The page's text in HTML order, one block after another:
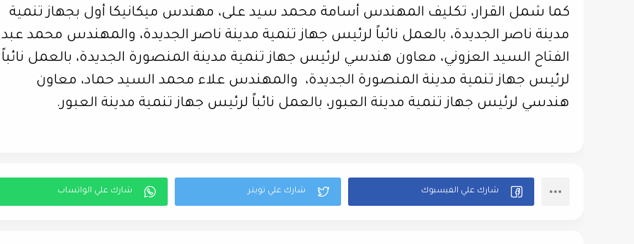
كما شمل القرار، تكليف المهندس أسامة محمد سيد على، مهندس ميكانيكا أول بجهاز تنمية
مدينة ناصر الجديدة، بالعمل نائباً لرئيس جهاز تنمية مدينة ناصر الجديدة، والمهندس محمد عبد
الفتاح السيد العزوني، معاون هندسي لرئيس جهاز تنمية مدينة المنصورة الجديدة، بالعمل نائباً
لرئيس جهاز تنمية مدينة المنصورة الجديدة، والمهندس علاء محمد السيد حماد، معاون
هندسي لرئيس جهاز تنمية مدينة العبور، بالعمل نائباً لرئيس جهاز تنمية مدينة العبور.